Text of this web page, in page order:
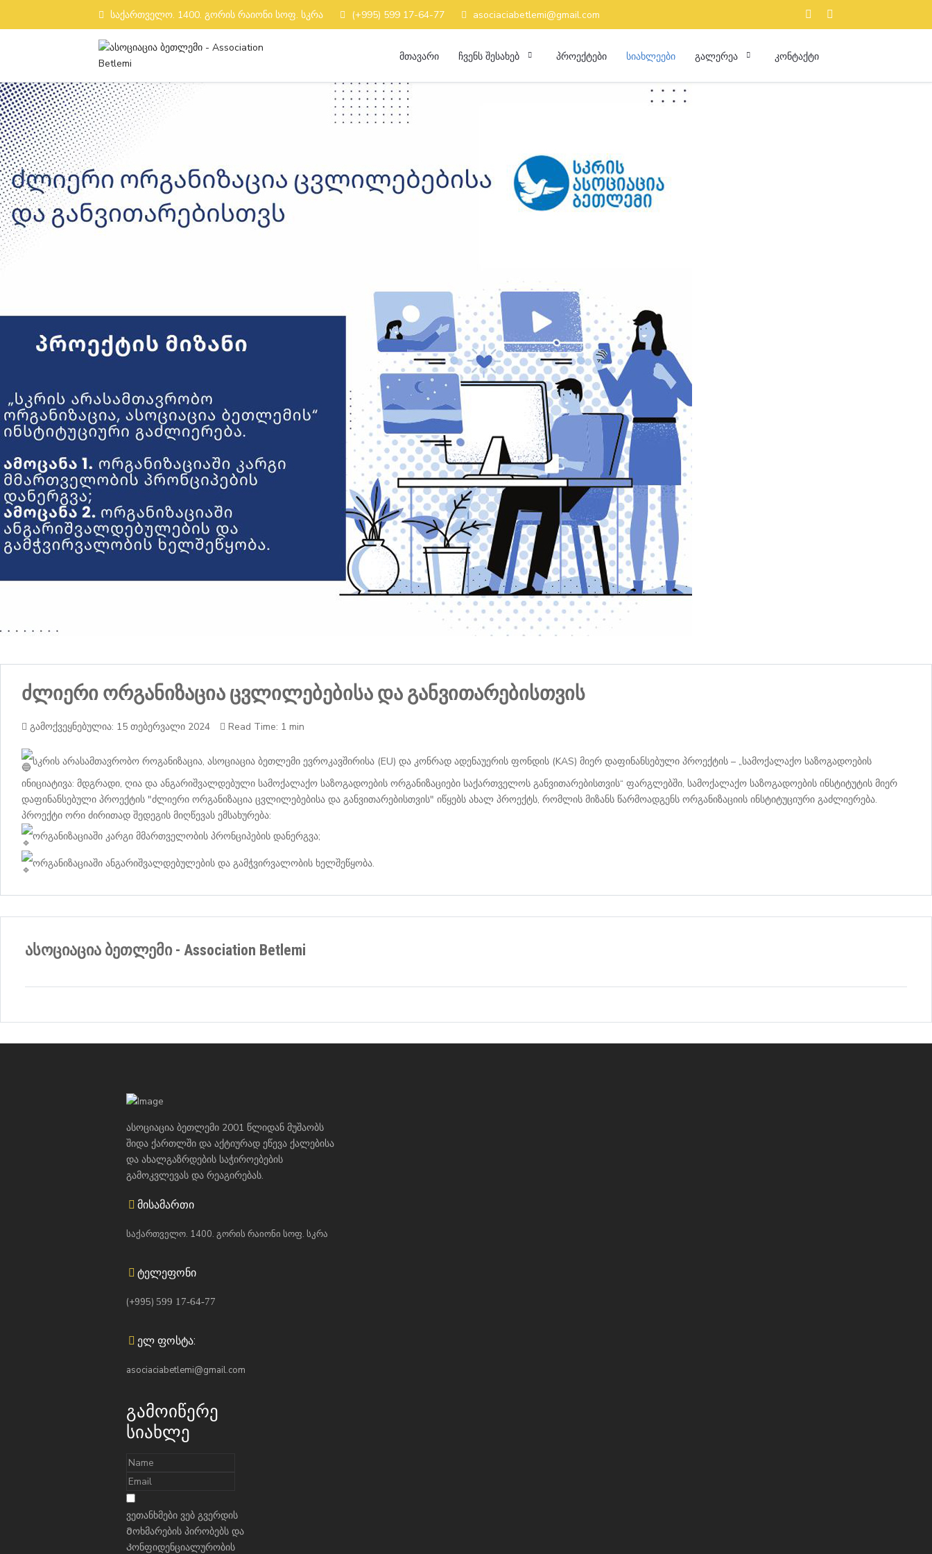
საქართველო. 1400. გორის რაიონი სოფ. სკრა (+995) 599 17-64-77 asociaciabetlemi@gmail.com
ᲛᲗᲐᲕᲐᲠᲘ ᲩᲕᲔᲜᲡ ᲨᲔᲡᲐᲮᲔᲑ ᲞᲠᲝᲔᲥᲢᲔᲑᲘ ᲡᲘᲐᲮᲚᲔᲔᲑᲘ ᲒᲐᲚᲔᲠᲔᲐ ᲙᲝᲜᲢᲐᲥᲢᲘ
ძლიერი ორგანიზაცია ცვლილებებისა და განვითარებისთვის
გამოქვეყნებულია: 15 თებერვალი 2024 Read Time: 1 min
სკრის არასამთავრობო როგანიზაცია, ასოციაცია ბეთლემი ევროკავშირისა (EU) და კონრად ადენაუერის ფონდის (KAS) მიერ დაფინანსებული პროექტის – „სამოქალაქო საზოგადოების
ინიციატივა: მდგრადი, ღია და ანგარიშვალდებული სამოქალაქო საზოგადოების ორგანიზაციები საქართველოს განვითარებისთვის“ ფარგლებში, სამოქალაქო საზოგადოების ინსტიტუტის მიერ
დაფინანსებული პროექტის "ძლიერი ორგანიზაცია ცვლილებებისა და განვითარებისთვის" იწყებს ახალ პროექტს, რომლის მიზანს წარმოადგენს ორგანიზაციის ინსტიტუციური გაძლიერება.
პროექტი ორი ძირითად შედეგის მიღწევას ემსახურება:
ორგანიზაციაში კარგი მმართველობის პრონციპების დანერგვა;
ორგანიზაციაში ანგარიშვალდებულების და გამჭვირვალობის ხელშეწყობა.
ასოციაცია ბეთლემი - Association Betlemi
ასოციაცია ბეთლემი 2001 წლიდან მუშაობს
შიდა ქართლში და აქტიურად ეწევა ქალებისა
და ახალგაზრდების საჭიროებების
გამოკვლევას და რეაგირებას.
მისამართი
საქართველო. 1400. გორის რაიონი სოფ. სკრა
ტელეფონი
(+995) 599 17-64-77
ელ ფოსტა:
asociaciabetlemi@gmail.com
გამოიწერე
სიახლე
ვეთანხმები ვებ გვერდის
Მოხმარების პირობებს და
Კონფიდენციალურობის